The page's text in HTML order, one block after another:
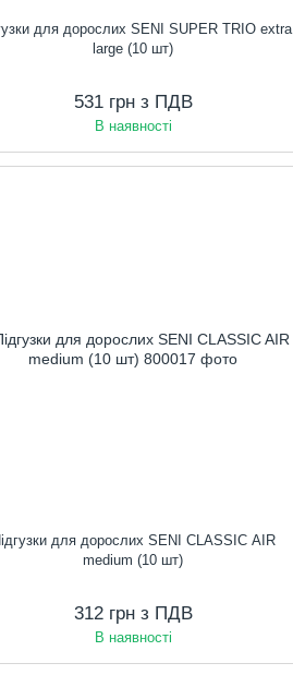
для дорослих SENI SUPER TRIO extra
large (10 шт)
531 грн з ПДВ
В наявності
для дорослих SENI CLASSIC AIR
medium (10 шт)
312 грн з ПДВ
В наявності